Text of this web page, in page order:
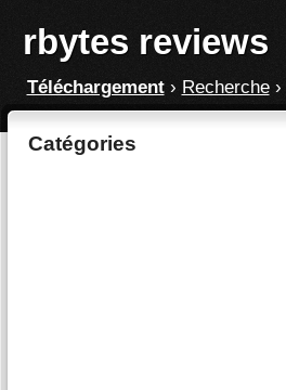
rbytes reviews
Téléchargement› Recherche›
Catégories